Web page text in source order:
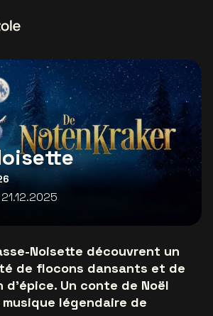
Noisette découvrent un
de flocons dansants et de
Un conte de Noël
légendaire de